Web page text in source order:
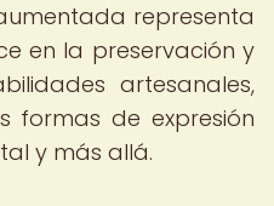
representa
en la preservación y
artesanales,
formas de expresión
y más allá.